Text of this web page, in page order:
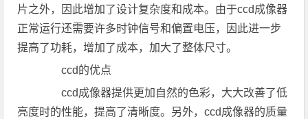
片之外，因此增加了设计复杂度和成本。由于ccd成像器
正常运行还需要许多时钟信号和偏置电压，因此进一步
提高了功耗，增加了成本，加大了整体尺寸。
ccd的优点
ccd成像器提供更加自然的色彩，大大改善了低
亮度时的性能，提高了清晰度。另外，ccd成像器的质量